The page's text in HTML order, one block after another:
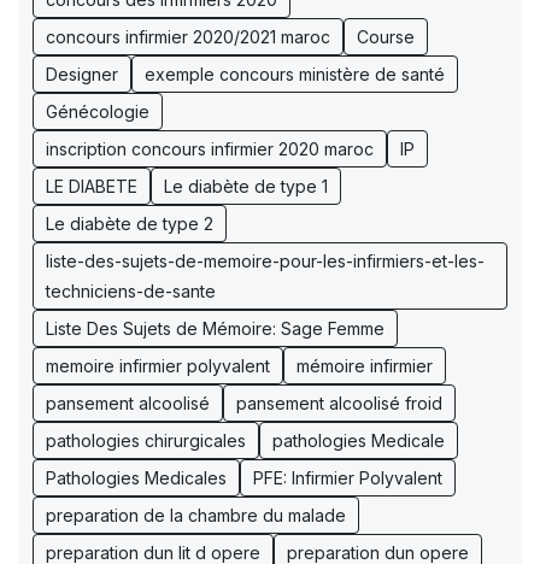
concours infirmier 2020/2021 maroc
Course
Designer
exemple concours ministère de santé
Génécologie
inscription concours infirmier 2020 maroc
IP
LE DIABETE
Le diabète de type 1
Le diabète de type 2
liste-des-sujets-de-memoire-pour-les-infirmiers-et-les-
techniciens-de-sante
Liste Des Sujets de Mémoire: Sage Femme
memoire infirmier polyvalent
mémoire infirmier
pansement alcoolisé
pansement alcoolisé froid
pathologies chirurgicales
pathologies Medicale
Pathologies Medicales
PFE: Infirmier Polyvalent
preparation de la chambre du malade
preparation dun lit d opere
preparation dun opere